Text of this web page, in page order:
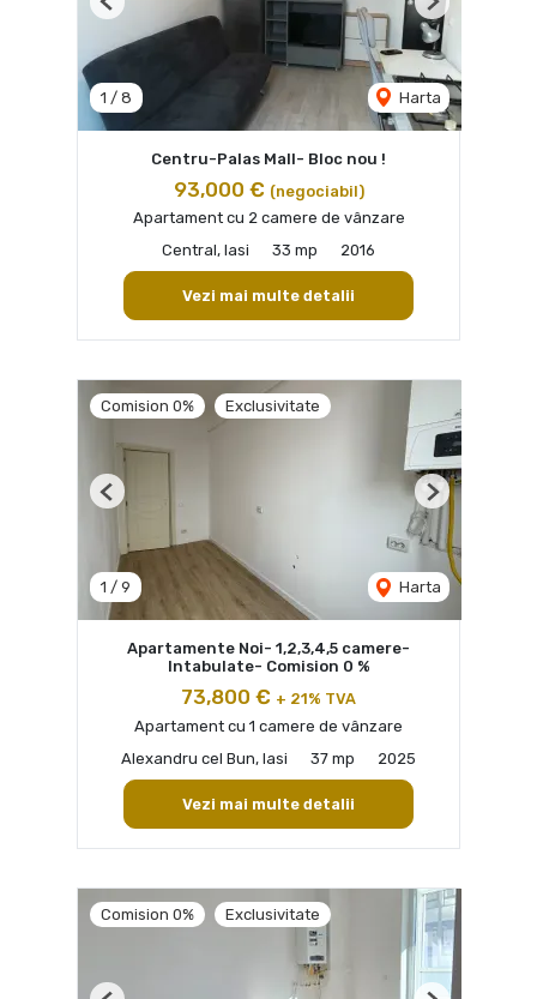
1 / 8 Harta
Previous Next
Centru-Palas Mall- Bloc nou !
93,000 € (negociabil)
Apartament cu 2 camere de vânzare
Central, Iasi
33 mp 2016
Vezi mai multe detalii
Comision 0% Exclusivitate
1 / 9 Harta
Previous Next
Apartamente Noi- 1,2,3,4,5 camere-
Intabulate- Comision 0 %
73,800 € + 21% TVA
Apartament cu 1 camere de vânzare
Alexandru cel Bun, Iasi
37 mp 2025
Vezi mai multe detalii
Comision 0% Exclusivitate